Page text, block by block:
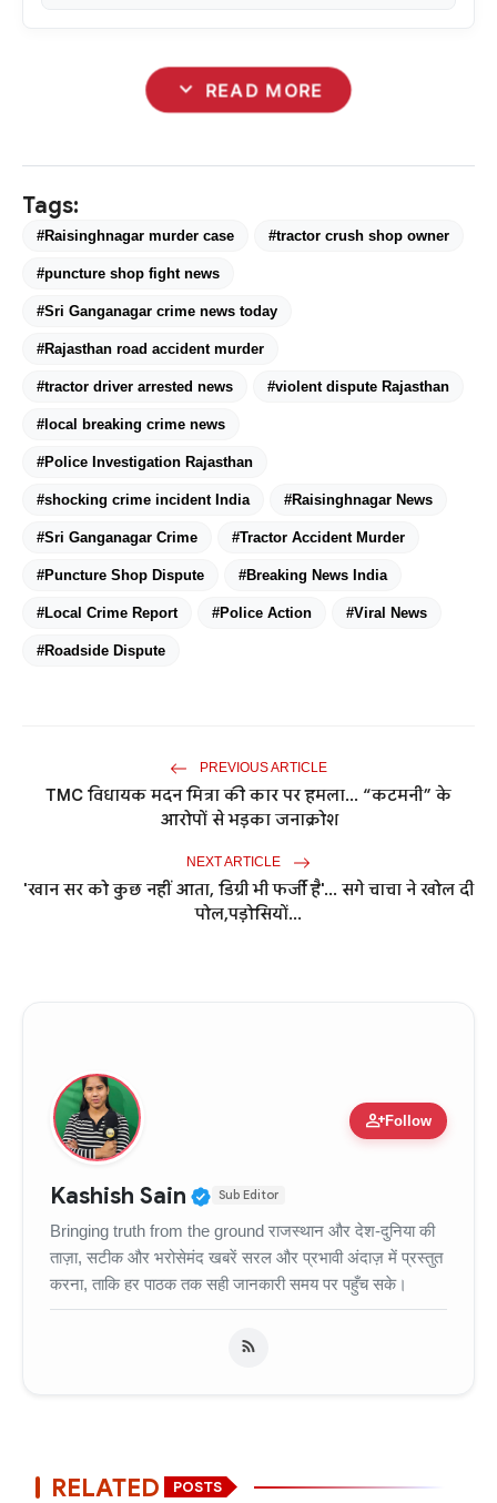
expand_more READ MORE
Tags:
#Raisinghnagar murder case #tractor crush shop owner
#puncture shop fight news
#Sri Ganganagar crime news today
#Rajasthan road accident murder
#tractor driver arrested news #violent dispute Rajasthan
#local breaking crime news
#Police Investigation Rajasthan
#shocking crime incident India #Raisinghnagar News
#Sri Ganganagar Crime #Tractor Accident Murder
#Puncture Shop Dispute #Breaking News India
#Local Crime Report #Police Action #Viral News
#Roadside Dispute
PREVIOUS ARTICLE
TMC विधायक मदन मित्रा की कार पर हमला... “कटमनी” के
आरोपों से भड़का जनाक्रोश
NEXT ARTICLE
'खान सर को कुछ नहीं आता, डिग्री भी फर्जी है'... सगे चाचा ने खोल दी
पोल,पड़ोसियों...
person_addFollow
Kashish Sain Verified Public Figure •
Sub Editor
Bringing truth from the ground राजस्थान और देश-दुनिया की
ताज़ा, सटीक और भरोसेमंद खबरें सरल और प्रभावी अंदाज़ में प्रस्तुत
करना, ताकि हर पाठक तक सही जानकारी समय पर पहुँच सके।
RELATED POSTS